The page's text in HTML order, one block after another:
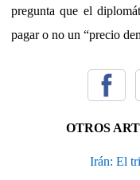
pregunta que el
pagar o no un “precio
OTROS
Irán: El